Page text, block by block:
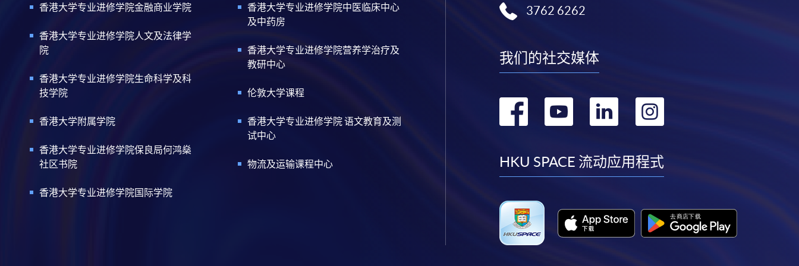
香港大学专业进修学院金融商业学院
香港大学专业进修学院人文及法律学
院
香港大学专业进修学院生命科学及科
技学院
香港大学附属学院
香港大学专业进修学院保良局何鸿燊
社区书院
香港大学专业进修学院国际学院
香港大学专业进修学院中医临床中心
及中药房
香港大学专业进修学院营养学治疗及
教研中心
伦敦大学课程
香港大学专业进修学院 语文教育及测
试中心
物流及运输课程中心
3762 6262
我们的社交媒体
转
facebook
转
youtube
转
linkedininstagram
HKU SPACE 流动应用程式